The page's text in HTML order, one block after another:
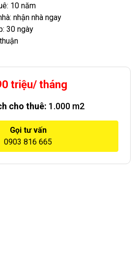
10 năm
nhận nhà ngay
30 ngày
triệu/ tháng
cho thuê: 1.000 m2
Gọi tư vấn
0903 816 665